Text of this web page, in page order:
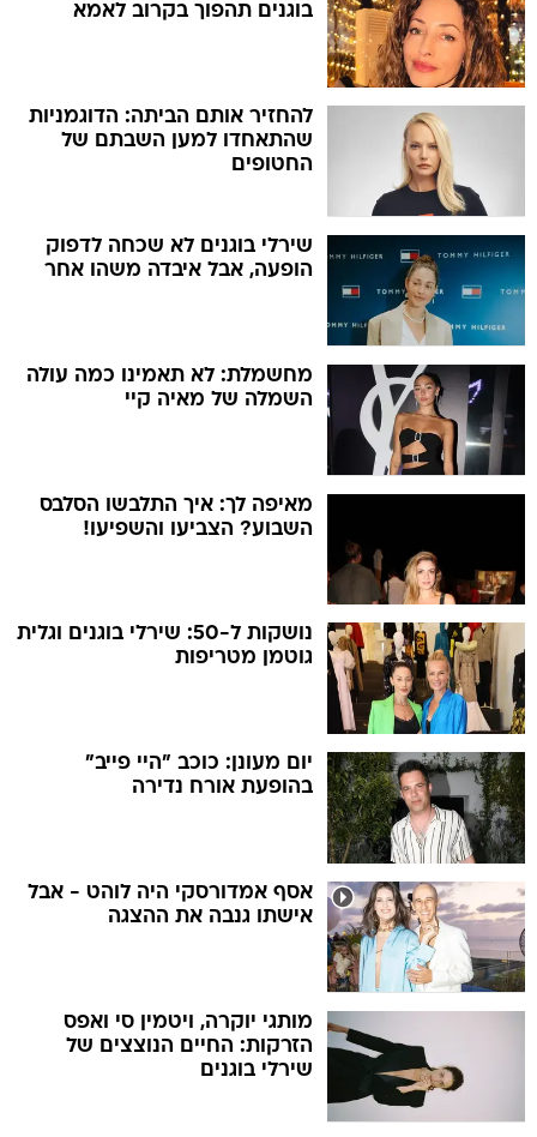
בוגנים תהפוך בקרוב לאמא
להחזיר אותם הביתה: הדוגמניות
שהתאחדו למען השבתם של
החטופים
שירלי בוגנים לא שכחה לדפוק
הופעה, אבל איבדה משהו אחר
מחשמלת: לא תאמינו כמה עולה
השמלה של מאיה קיי
מאיפה לך: איך התלבשו הסלבס
השבוע? הצביעו והשפיעו!
נושקות ל-50: שירלי בוגנים וגלית
גוטמן מטריפות
יום מעונן: כוכב "היי פייב"
בהופעת אורח נדירה
אסף אמדורסקי היה לוהט - אבל
אישתו גנבה את ההצגה
מותגי יוקרה, ויטמין סי ואפס
הזרקות: החיים הנוצצים של
שירלי בוגנים